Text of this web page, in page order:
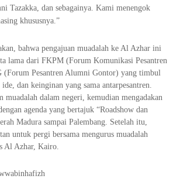
Tazakka, dan sebagainya. Kami menengok
khususnya.”
bahwa pengajuan muadalah ke Al Azhar ini
lama dari FKPM (Forum Komunikasi Pesantren
(Forum Pesantren Alumni Gontor) yang timbul
dan keinginan yang sama antarpesantren.
muadalah dalam negeri, kemudian mengadakan
agenda yang bertajuk “Roadshow dan
Madura sampai Palembang. Setelah itu,
untuk pergi bersama mengurus muadalah
Al Azhar, Kairo.